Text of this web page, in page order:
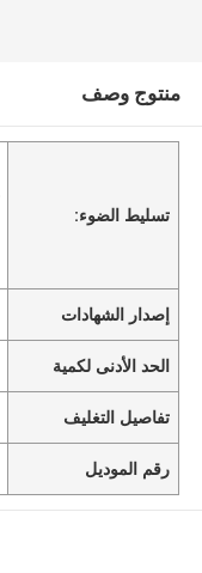
منتوج وصف
تسليط الضوء:
إصدار الشهادات
الحد الأدنى لكمية
تفاصيل التغليف
رقم الموديل